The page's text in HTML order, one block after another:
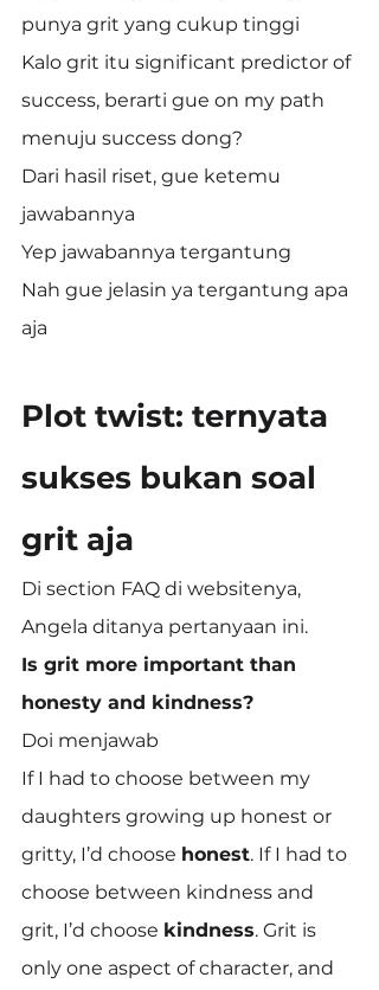
punya grit yang cukup tinggi
Kalo grit itu significant predictor of
success, berarti gue on my path
menuju success dong?
Dari hasil riset, gue ketemu
jawabannya
Yep jawabannya tergantung
Nah gue jelasin ya tergantung apa
aja
Plot twist: ternyata
sukses bukan soal
grit aja
Di section FAQ di websitenya,
Angela ditanya pertanyaan ini.
Is grit more important than
honesty and kindness?
Doi menjawab
If I had to choose between my
daughters growing up honest or
gritty, I’d choose honest. If I had to
choose between kindness and
grit, I’d choose kindness. Grit is
only one aspect of character, and